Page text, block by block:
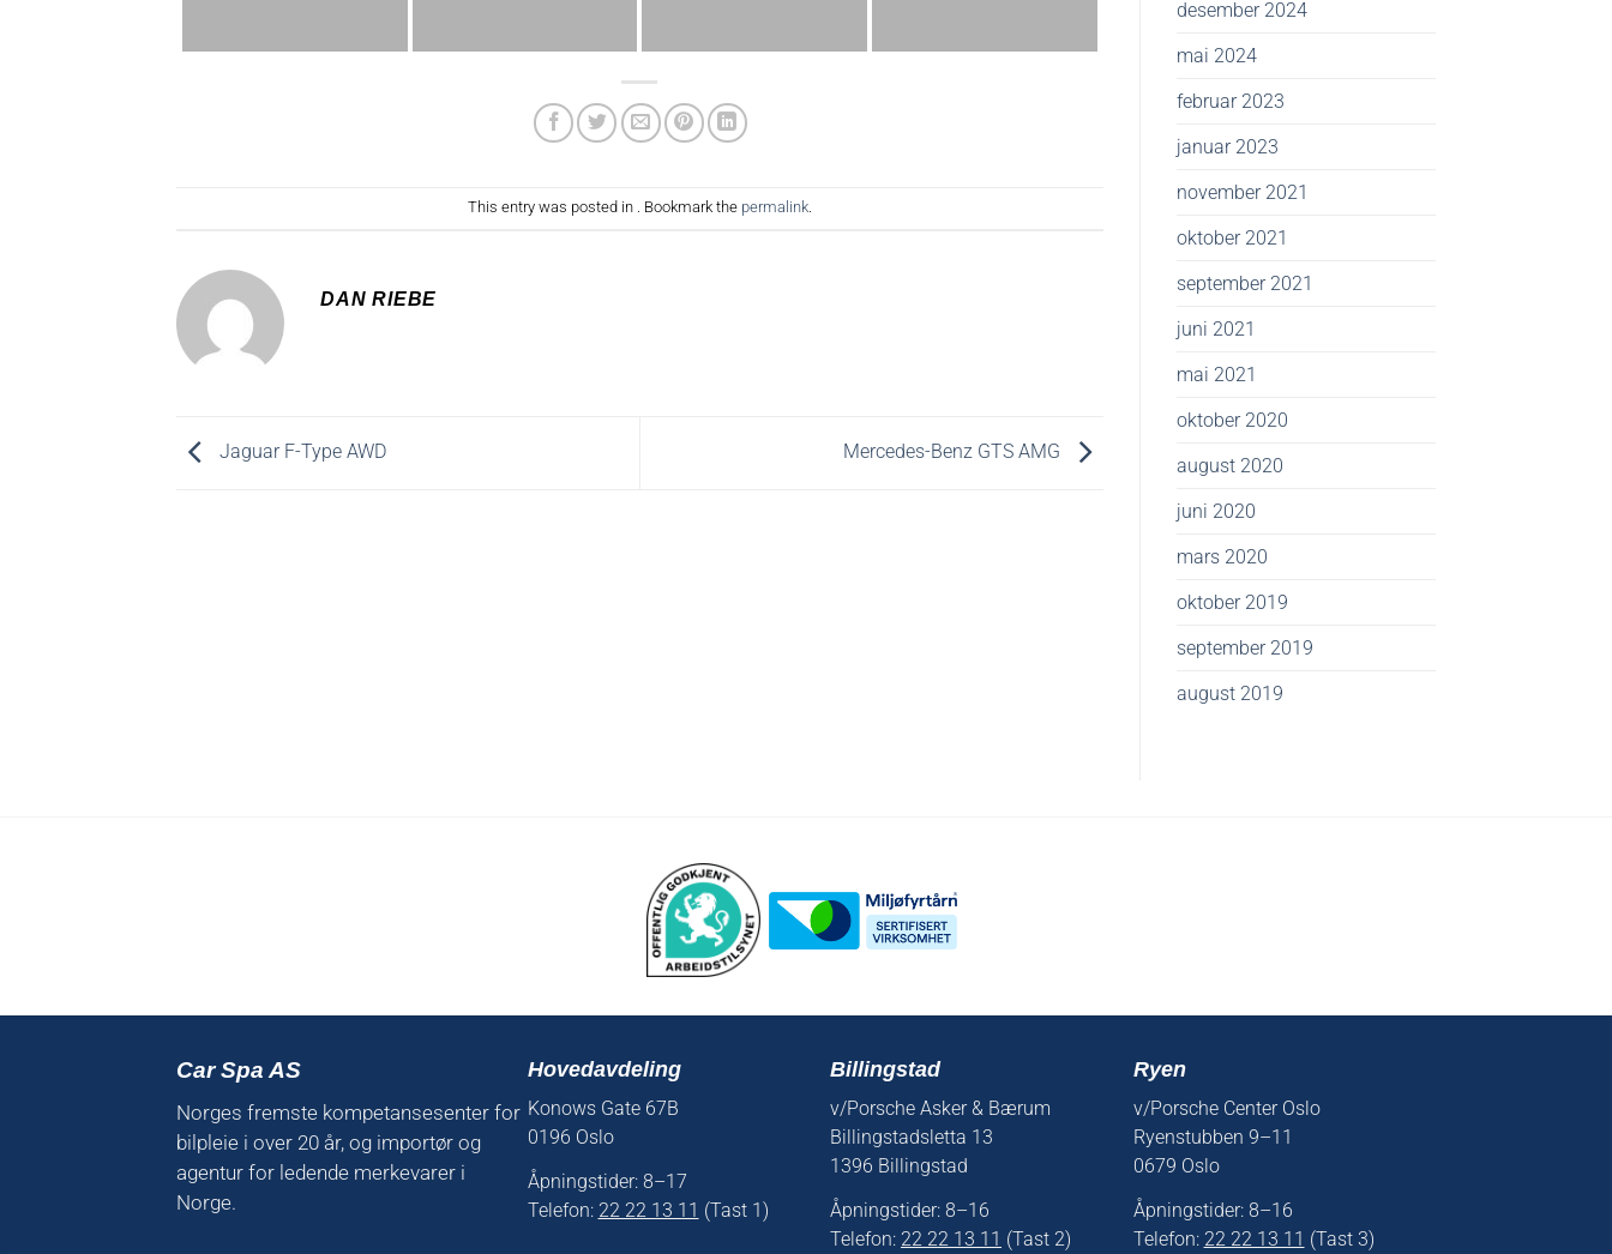
This entry was posted in . Bookmark the permalink.
DAN RIEBE
Jaguar F-Type AWD Mercedes-Benz GTS AMG
desember 2024
mai 2024
februar 2023
januar 2023
november 2021
oktober 2021
september 2021
juni 2021
mai 2021
oktober 2020
august 2020
juni 2020
mars 2020
oktober 2019
september 2019
august 2019
Car Spa AS
Norges fremste kompetansesenter for
bilpleie i over 20 år, og importør og
agentur for ledende merkevarer i
Norge.
Hovedavdeling
Konows Gate 67B
0196 Oslo
Åpningstider: 8–17
Telefon: 22 22 13 11 (Tast 1)
Billingstad
v/Porsche Asker & Bærum
Billingstadsletta 13
1396 Billingstad
Åpningstider: 8–16
Telefon: 22 22 13 11 (Tast 2)
Ryen
v/Porsche Center Oslo
Ryenstubben 9–11
0679 Oslo
Åpningstider: 8–16
Telefon: 22 22 13 11 (Tast 3)